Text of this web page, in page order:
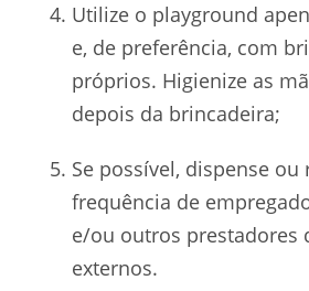
Utilize o playground
e, de preferência, com
próprios. Higienize as
depois da brincadeira;
Se possível, dispense ou
frequência de
e/ou outros prestadores
externos.